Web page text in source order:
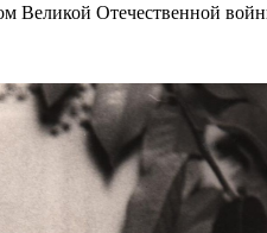
Великой Отечественной